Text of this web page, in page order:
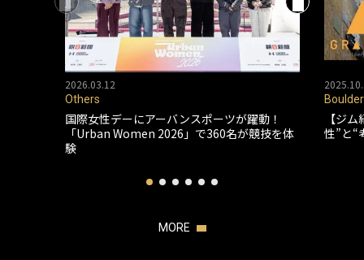
2026.03.12
Others
国際女性デーにアーバンスポーツが躍動！
「Urban Women 2026」で360名が競技を体
験
【ジ
性”と“
MORE